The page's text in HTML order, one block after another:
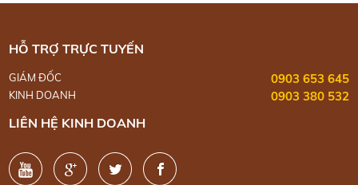
HỖ TRỢ TRỰC TUYẾN
GIÁM ĐỐC 0903 653 645
KINH DOANH 0903 380 532
LIÊN HỆ KINH DOANH